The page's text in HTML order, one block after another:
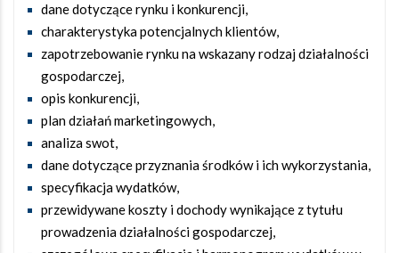
dane dotyczące rynku i konkurencji,
charakterystyka potencjalnych klientów,
zapotrzebowanie rynku na wskazany rodzaj działalności
gospodarczej,
opis konkurencji,
plan działań marketingowych,
analiza swot,
dane dotyczące przyznania środków i ich wykorzystania,
specyfikacja wydatków,
przewidywane koszty i dochody wynikające z tytułu
prowadzenia działalności gospodarczej,